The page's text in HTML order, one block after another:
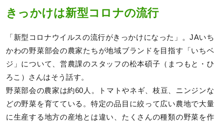
きっかけは新型コロナの流行
「新型コロナウイルスの流行がきっかけになった」。JAいち
かわの野菜部会の農家たちが地域ブランドを目指す「いちベ
ジ」について、営農課のスタッフの松本碩子（まつもと・ひ
ろこ）さんはそう話す。
野菜部会の農家は約60人。トマトやネギ、枝豆、ニンジンな
どの野菜を育てている。特定の品目に絞って広い農地で大量
に生産する地方の産地とは違い、たくさんの種類の野菜を作